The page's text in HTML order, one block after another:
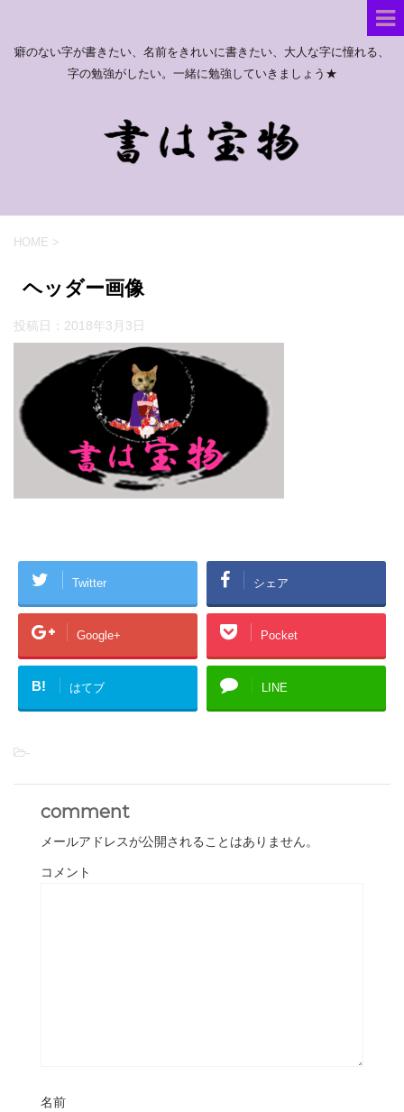
癖のない字が書きたい、名前をきれいに書きたい、大人な字に憧れる、
字の勉強がしたい。一緒に勉強していきましょう★
HOME >
ヘッダー画像
投稿日： 2018年3月3日
Twitter シェア
Google+ Pocket
B! はてブ LINE
-
comment
メールアドレスが公開されることはありません。
コメント
名前